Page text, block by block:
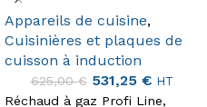
Appareils de cuisine,
Cuisinières et plaques de
cuisson à induction
625,00€ 531,25 € HT
Réchaud à gaz Profi Line,